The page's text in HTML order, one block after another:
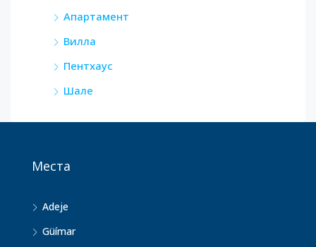
Апартамент
Вилла
Пентхаус
Шале
Места
Adeje
Güímar